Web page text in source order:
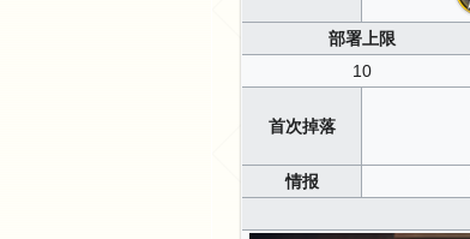
部署上限
10
首次掉落
情报